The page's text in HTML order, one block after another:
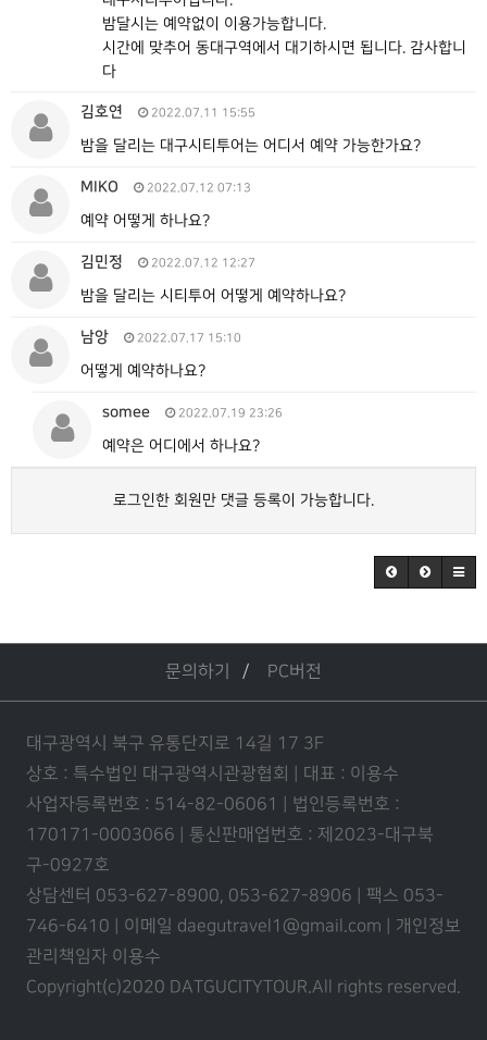
밤달시는 예약없이 이용가능합니다.
시간에 맞추어 동대구역에서 대기하시면 됩니다. 감사합니
다
김호연 2022.07.11 15:55
밤을 달리는 대구시티투어는 어디서 예약 가능한가요?
MIKO 2022.07.12 07:13
예약 어떻게 하나요?
김민정 2022.07.12 12:27
밤을 달리는 시티투어 어떻게 예약하나요?
남앙 2022.07.17 15:10
어떻게 예약하나요?
somee 2022.07.19 23:26
예약은 어디에서 하나요?
로그인한 회원만 댓글 등록이 가능합니다.
문의하기 PC버전
대구광역시 북구 유통단지로 14길 17 3F
상호 : 특수법인 대구광역시관광협회 | 대표 : 이용수
사업자등록번호 : 514-82-06061 | 법인등록번호 :
170171-0003066 | 통신판매업번호 : 제2023-대구북
구-0927호
상담센터 053-627-8900, 053-627-8906 | 팩스 053-
746-6410 | 이메일 daegutravel1@gmail.com | 개인정보
관리책임자 이용수
Copyright(c)2020 DATGUCITYTOUR.All rights reserved.